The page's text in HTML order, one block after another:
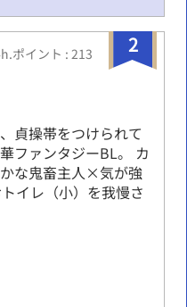
2
ポイント : 213
貞操帯をつけられて
ファンタジーBL。 カ
な鬼畜主人×気が強
イレ（小）を我慢さ